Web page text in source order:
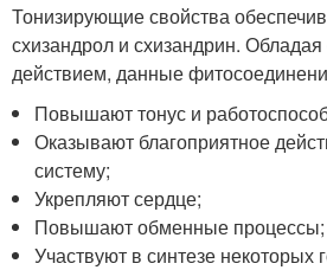
Тонизирующие свойства
схизандрол и схизандрин.
действием, данные
Повышают тонус и
Оказывают благоприятное
систему;
Укрепляют сердце;
Повышают обменные процессы;
Участвуют в синтезе некоторых